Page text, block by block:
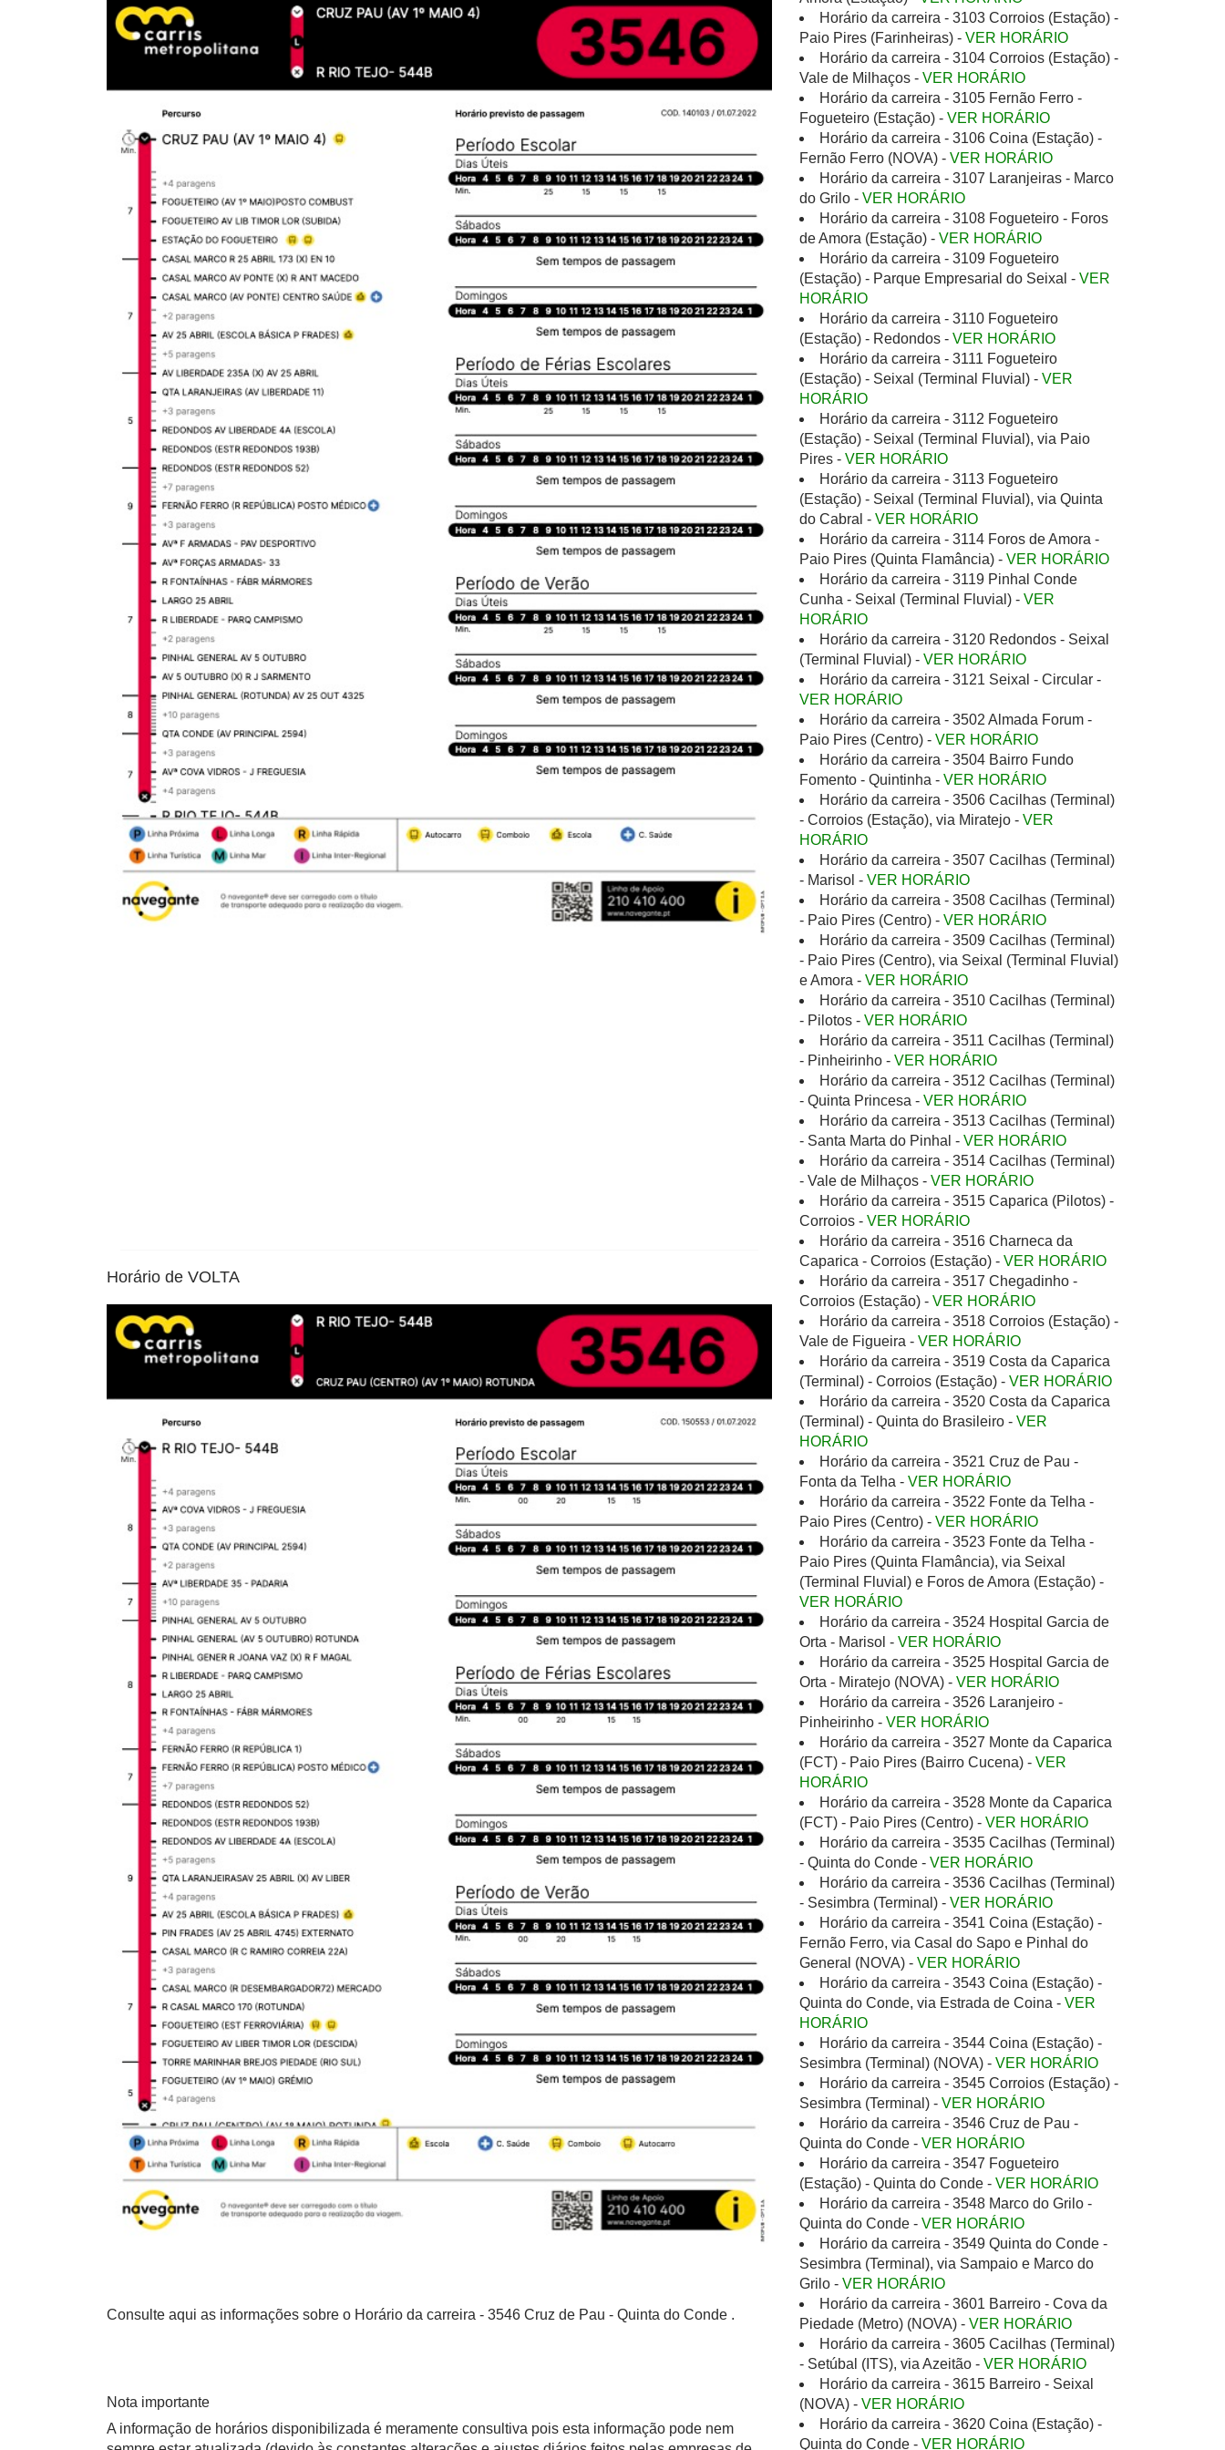
Horário de VOLTA
Consulte aqui as informações sobre o Horário da carreira - 3546 Cruz de Pau - Quinta do Conde .
Nota importante
A informação de horários disponibilizada é meramente consultiva pois esta informação pode nem
Horário da carreira - 3103 Corroios (Estação) -
Paio Pires (Farinheiras) - VER HORÁRIO
Horário da carreira - 3104 Corroios (Estação) -
Vale de Milhaços - VER HORÁRIO
Horário da carreira - 3105 Fernão Ferro -
Fogueteiro (Estação) - VER HORÁRIO
Horário da carreira - 3106 Coina (Estação) -
Fernão Ferro (NOVA) - VER HORÁRIO
Horário da carreira - 3107 Laranjeiras - Marco
do Grilo - VER HORÁRIO
Horário da carreira - 3108 Fogueteiro - Foros
de Amora (Estação) - VER HORÁRIO
Horário da carreira - 3109 Fogueteiro
(Estação) - Parque Empresarial do Seixal - VER
HORÁRIO
Horário da carreira - 3110 Fogueteiro
(Estação) - Redondos - VER HORÁRIO
Horário da carreira - 3111 Fogueteiro
(Estação) - Seixal (Terminal Fluvial) - VER
HORÁRIO
Horário da carreira - 3112 Fogueteiro
(Estação) - Seixal (Terminal Fluvial), via Paio
Pires - VER HORÁRIO
Horário da carreira - 3113 Fogueteiro
(Estação) - Seixal (Terminal Fluvial), via Quinta
do Cabral - VER HORÁRIO
Horário da carreira - 3114 Foros de Amora -
Paio Pires (Quinta Flamância) - VER HORÁRIO
Horário da carreira - 3119 Pinhal Conde
Cunha - Seixal (Terminal Fluvial) - VER
HORÁRIO
Horário da carreira - 3120 Redondos - Seixal
(Terminal Fluvial) - VER HORÁRIO
Horário da carreira - 3121 Seixal - Circular -
VER HORÁRIO
Horário da carreira - 3502 Almada Forum -
Paio Pires (Centro) - VER HORÁRIO
Horário da carreira - 3504 Bairro Fundo
Fomento - Quintinha - VER HORÁRIO
Horário da carreira - 3506 Cacilhas (Terminal)
- Corroios (Estação), via Miratejo - VER
HORÁRIO
Horário da carreira - 3507 Cacilhas (Terminal)
- Marisol - VER HORÁRIO
Horário da carreira - 3508 Cacilhas (Terminal)
- Paio Pires (Centro) - VER HORÁRIO
Horário da carreira - 3509 Cacilhas (Terminal)
- Paio Pires (Centro), via Seixal (Terminal Fluvial)
e Amora - VER HORÁRIO
Horário da carreira - 3510 Cacilhas (Terminal)
- Pilotos - VER HORÁRIO
Horário da carreira - 3511 Cacilhas (Terminal)
- Pinheirinho - VER HORÁRIO
Horário da carreira - 3512 Cacilhas (Terminal)
- Quinta Princesa - VER HORÁRIO
Horário da carreira - 3513 Cacilhas (Terminal)
- Santa Marta do Pinhal - VER HORÁRIO
Horário da carreira - 3514 Cacilhas (Terminal)
- Vale de Milhaços - VER HORÁRIO
Horário da carreira - 3515 Caparica (Pilotos) -
Corroios - VER HORÁRIO
Horário da carreira - 3516 Charneca da
Caparica - Corroios (Estação) - VER HORÁRIO
Horário da carreira - 3517 Chegadinho -
Corroios (Estação) - VER HORÁRIO
Horário da carreira - 3518 Corroios (Estação) -
Vale de Figueira - VER HORÁRIO
Horário da carreira - 3519 Costa da Caparica
(Terminal) - Corroios (Estação) - VER HORÁRIO
Horário da carreira - 3520 Costa da Caparica
(Terminal) - Quinta do Brasileiro - VER
HORÁRIO
Horário da carreira - 3521 Cruz de Pau -
Fonta da Telha - VER HORÁRIO
Horário da carreira - 3522 Fonte da Telha -
Paio Pires (Centro) - VER HORÁRIO
Horário da carreira - 3523 Fonte da Telha -
Paio Pires (Quinta Flamância), via Seixal
(Terminal Fluvial) e Foros de Amora (Estação) -
VER HORÁRIO
Horário da carreira - 3524 Hospital Garcia de
Orta - Marisol - VER HORÁRIO
Horário da carreira - 3525 Hospital Garcia de
Orta - Miratejo (NOVA) - VER HORÁRIO
Horário da carreira - 3526 Laranjeiro -
Pinheirinho - VER HORÁRIO
Horário da carreira - 3527 Monte da Caparica
(FCT) - Paio Pires (Bairro Cucena) - VER
HORÁRIO
Horário da carreira - 3528 Monte da Caparica
(FCT) - Paio Pires (Centro) - VER HORÁRIO
Horário da carreira - 3535 Cacilhas (Terminal)
- Quinta do Conde - VER HORÁRIO
Horário da carreira - 3536 Cacilhas (Terminal)
- Sesimbra (Terminal) - VER HORÁRIO
Horário da carreira - 3541 Coina (Estação) -
Fernão Ferro, via Casal do Sapo e Pinhal do
General (NOVA) - VER HORÁRIO
Horário da carreira - 3543 Coina (Estação) -
Quinta do Conde, via Estrada de Coina - VER
HORÁRIO
Horário da carreira - 3544 Coina (Estação) -
Sesimbra (Terminal) (NOVA) - VER HORÁRIO
Horário da carreira - 3545 Corroios (Estação) -
Sesimbra (Terminal) - VER HORÁRIO
Horário da carreira - 3546 Cruz de Pau -
Quinta do Conde - VER HORÁRIO
Horário da carreira - 3547 Fogueteiro
(Estação) - Quinta do Conde - VER HORÁRIO
Horário da carreira - 3548 Marco do Grilo -
Quinta do Conde - VER HORÁRIO
Horário da carreira - 3549 Quinta do Conde -
Sesimbra (Terminal), via Sampaio e Marco do
Grilo - VER HORÁRIO
Horário da carreira - 3601 Barreiro - Cova da
Piedade (Metro) (NOVA) - VER HORÁRIO
Horário da carreira - 3605 Cacilhas (Terminal)
- Setúbal (ITS), via Azeitão - VER HORÁRIO
Horário da carreira - 3615 Barreiro - Seixal
(NOVA) - VER HORÁRIO
Horário da carreira - 3620 Coina (Estação) -
Quinta do Conde - VER HORÁRIO